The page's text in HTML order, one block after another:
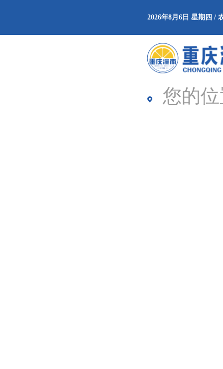
2026年8月6日 星期四 /
您的